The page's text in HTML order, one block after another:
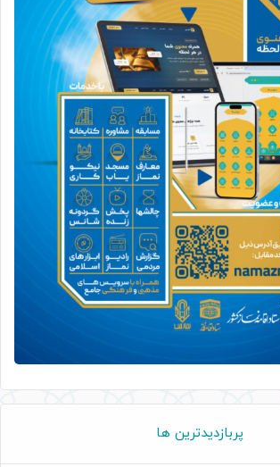
پربازدیدترین ها